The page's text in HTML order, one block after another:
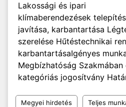
Lakossági és ipari
klímaberendezések
javítása, karbantartása
szerelése Hűtéstechnikai
karbantartása ​​​​​​Igényes
Megbízhatóság
kategóriás jogosítvány
Megyei hirdetés Teljes